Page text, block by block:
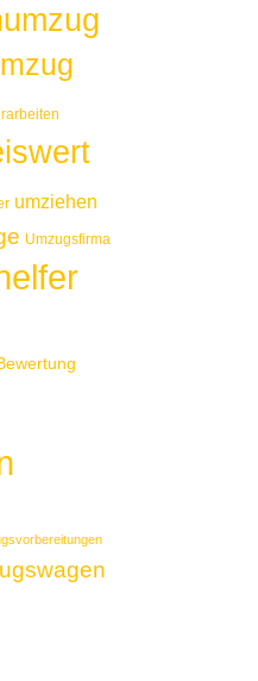
umziehen
Umzugsfirma